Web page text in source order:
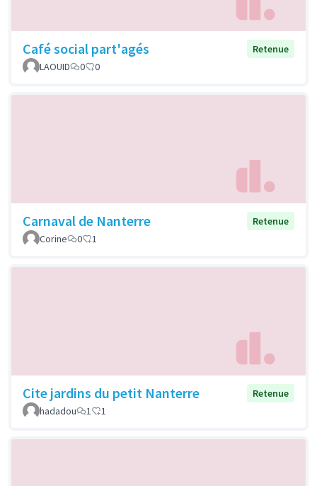
Café social part'agés
Retenue
LAOUID
0 0
Carnaval de Nanterre
Retenue
Corine
0 1
Cite jardins du petit Nanterre
Retenue
hadadou
1 1